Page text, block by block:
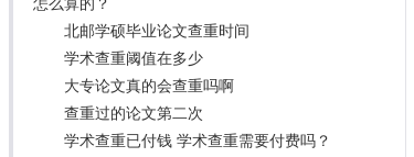
北邮学硕毕业论文查重时间
学术查重阈值在多少
大专论文真的会查重吗啊
查重过的论文第二次
学术查重已付钱 学术查重需要付费吗？